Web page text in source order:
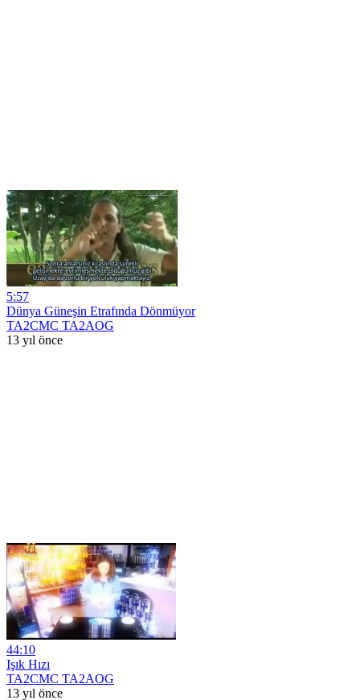
5:57
Dünya Güneşin Etrafında Dönmüyor
TA2CMC TA2AOG
13 yıl önce
44:10
Işık Hızı
TA2CMC TA2AOG
13 yıl önce